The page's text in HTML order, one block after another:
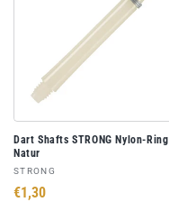
Dart Shafts STRONG Nylon-Ring
Natur
Anbieter:
STRONG
Normaler
€1,30